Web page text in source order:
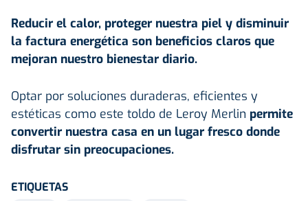
Reducir el calor, proteger nuestra piel y disminuir
la factura energética son beneficios claros que
mejoran nuestro bienestar diario.
Optar por soluciones duraderas, eficientes y
estéticas como este toldo de Leroy Merlin permite
convertir nuestra casa en un lugar fresco donde
disfrutar sin preocupaciones.
ETIQUETAS